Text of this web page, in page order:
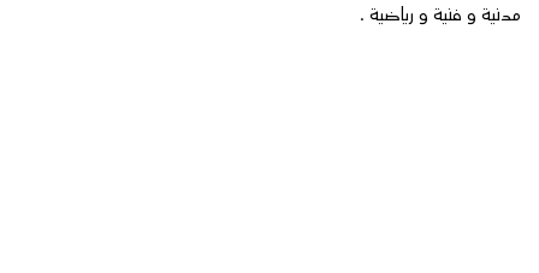
مدنية و فنية و رياضية .